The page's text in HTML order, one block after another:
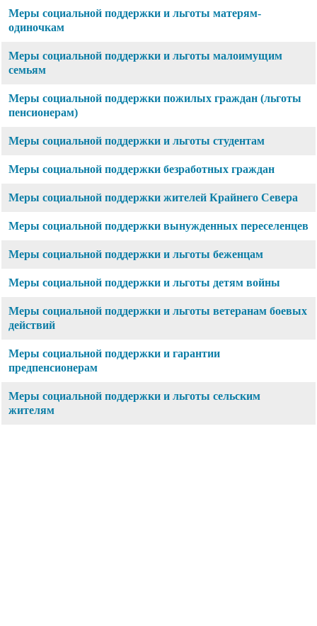
Меры социальной поддержки и льготы матерям-
одиночкам
Меры социальной поддержки и льготы малоимущим
семьям
Меры социальной поддержки пожилых граждан (льготы
пенсионерам)
Меры социальной поддержки и льготы студентам
Меры социальной поддержки безработных граждан
Меры социальной поддержки жителей Крайнего Севера
Меры социальной поддержки вынужденных переселенцев
Меры социальной поддержки и льготы беженцам
Меры социальной поддержки и льготы детям войны
Меры социальной поддержки и льготы ветеранам боевых
действий
Меры социальной поддержки и гарантии
предпенсионерам
Меры социальной поддержки и льготы сельским
жителям